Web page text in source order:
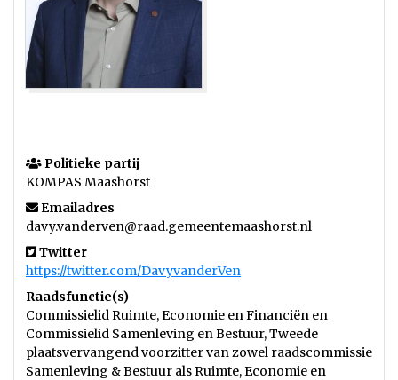
Politieke partij
KOMPAS Maashorst
Emailadres
davy.vanderven@raad.gemeentemaashorst.nl
Twitter
https://twitter.com/DavyvanderVen
Raadsfunctie(s)
Commissielid Ruimte, Economie en Financiën en
Commissielid Samenleving en Bestuur, Tweede
plaatsvervangend voorzitter van zowel raadscommissie
Samenleving & Bestuur als Ruimte, Economie en